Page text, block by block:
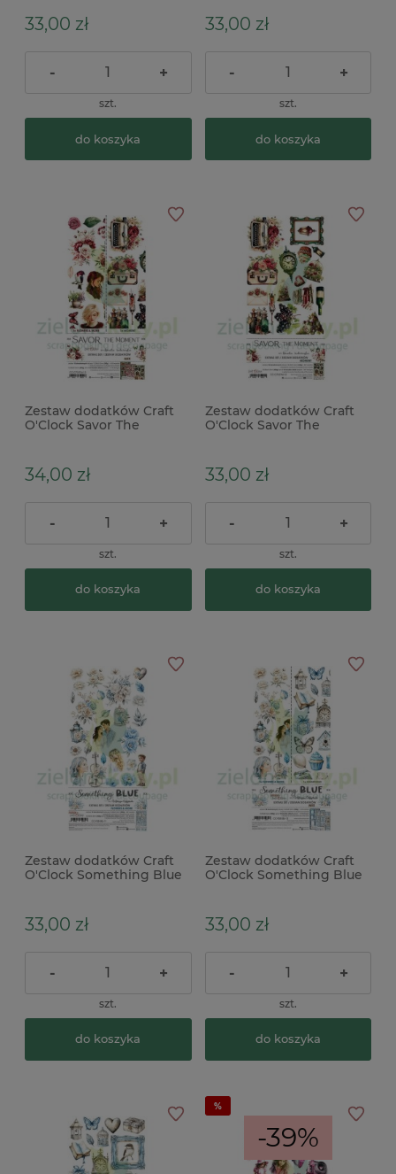
33,00 zł
- +
szt.
do koszyka
33,00 zł
- +
szt.
do koszyka
Zestaw dodatków Craft
O'Clock Savor The
34,00 zł
- +
szt.
do koszyka
Zestaw dodatków Craft
O'Clock Savor The
33,00 zł
- +
szt.
do koszyka
Zestaw dodatków Craft
O'Clock Something Blue
33,00 zł
- +
szt.
do koszyka
Zestaw dodatków Craft
O'Clock Something Blue
33,00 zł
- +
szt.
do koszyka
-39%